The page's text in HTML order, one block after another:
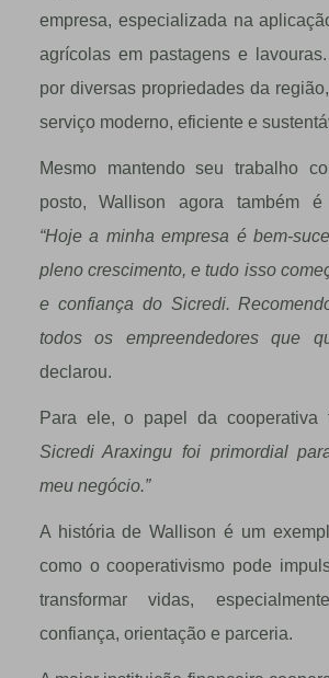
empresa, especializada na
agrícolas em pastagens e
por diversas propriedades da
serviço moderno, eficiente e
Mesmo mantendo seu trabalho
posto, Wallison agora também é
“Hoje a minha empresa é bem-
pleno crescimento, e tudo isso
e confiança do Sicredi.
todos os empreendedores que
declarou.
Para ele, o papel da cooperativa
Sicredi Araxingu foi primordial
meu negócio.”
A história de Wallison é um
como o cooperativismo pode
transformar vidas,
confiança, orientação e parceria.